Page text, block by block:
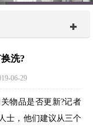
洗?
06-29
物品是否更新?记者
士，他们建议从三个